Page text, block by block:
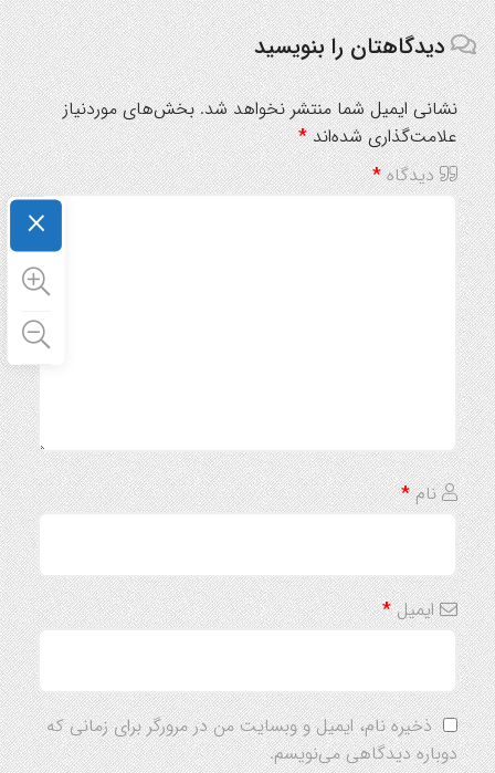
دیدگاهتان را بنویسید
نشانی ایمیل شما منتشر نخواهد شد. بخش‌های موردنیاز
علامت‌گذاری شده‌اند*
دیدگاه*
نام*
ایمیل*
ذخیره نام، ایمیل و وبسایت من در مرورگر برای زمانی که
دوباره دیدگاهی می‌نویسم.
×